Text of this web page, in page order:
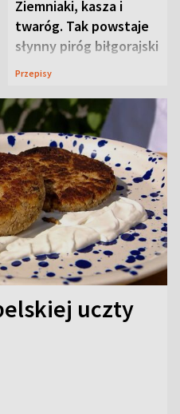
Ziemniaki, kasza i
twaróg. Tak powstaje
słynny piróg biłgorajski
Przepisy
uczty